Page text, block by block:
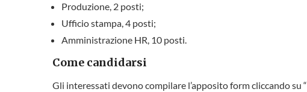
Produzione, 2 posti;
Ufficio stampa, 4 posti;
Amministrazione HR, 10 posti.
Come candidarsi
Gli interessati devono compilare l’apposito form cliccando su “